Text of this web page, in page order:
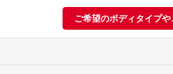
月々40,001～50,000円のクルマを見る
新車一覧から選ぶ
ご希望のボディタイプや